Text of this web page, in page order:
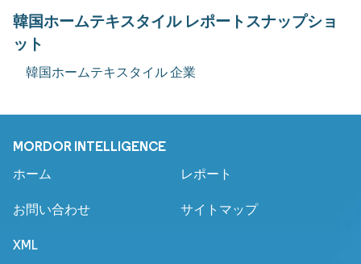
韓国ホームテキスタイル レポートスナップショ
ット
韓国ホームテキスタイル 企業
MORDOR INTELLIGENCE
ホーム レポート
お問い合わせ サイトマップ
XML